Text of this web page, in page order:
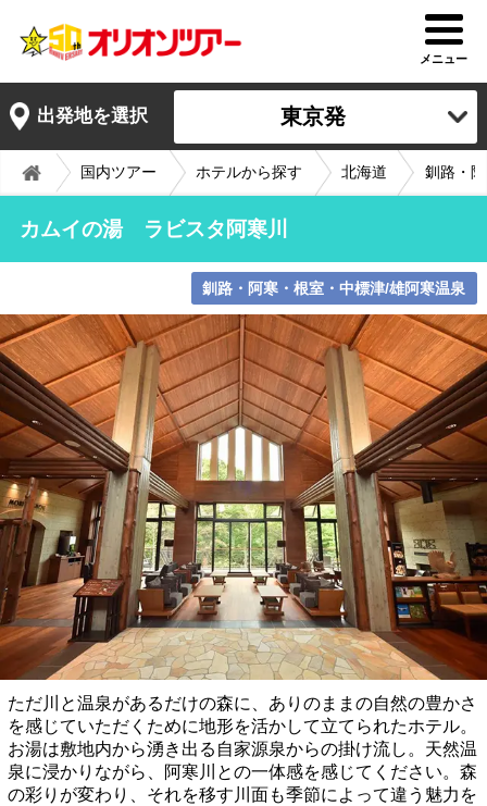
メニュー
出発地を選択 東京発
国内ツアー ホテルから探す 北海道 釧路・
カムイの湯 ラビスタ阿寒川
釧路・阿寒・根室・中標津/雄阿寒温泉
ただ川と温泉があるだけの森に、ありのままの自然の豊かさ
を感じていただくために地形を活かして立てられたホテル。
お湯は敷地内から湧き出る自家源泉からの掛け流し。天然温
泉に浸かりながら、阿寒川との一体感を感じてください。森
の彩りが変わり、それを移す川面も季節によって違う魅力を